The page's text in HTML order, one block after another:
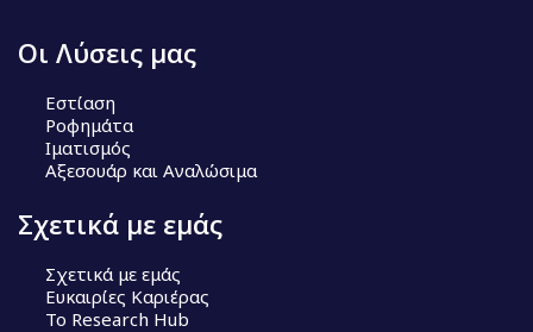
Οι Λύσεις μας
Εστίαση
Ροφημάτα
Ιματισμός
Αξεσουάρ και Αναλώσιμα
Σχετικά με εμάς
Σχετικά με εμάς
Ευκαιρίες Καριέρας
Το Research Hub